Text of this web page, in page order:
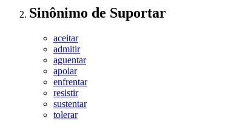
Sinônimo de Suportar
aceitar
admitir
aguentar
apoiar
enfrentar
resistir
sustentar
tolerar